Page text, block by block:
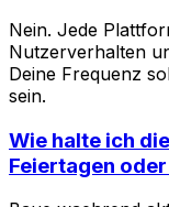
Nein. Jede
Nutzerverhalten
Deine Frequenz
sein.
Wie halte ich
Feiertagen